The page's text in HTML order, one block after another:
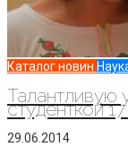
Каталог новин
Талантливую
студенткой
29.06.2014